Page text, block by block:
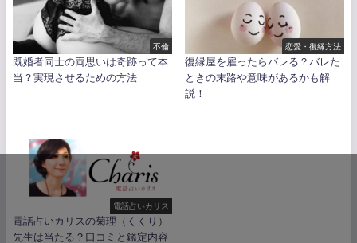
不倫
既婚者同士の両思いは奇跡って本
当？実現させるための方法
恋愛・復縁方法
復縁屋を雇ったらバレる？バレた
ときの末路や意味があるかも解
説！
電話占いカリス
電話占いカリスの菊理（くくり）
先生は当たる？口コミと鑑定内容